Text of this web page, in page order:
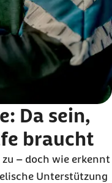
Aufklärung
Studie (PDF)
Immer mehr HPV-
durch Oralsex
HPV-Tag: HPV-
Da sein,
braucht
– doch wie erkennt
Unterstützung